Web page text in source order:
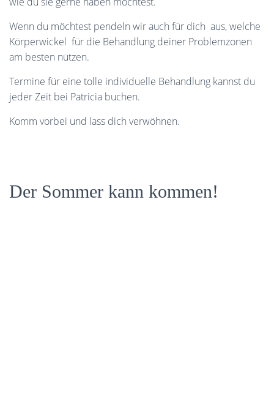
Wenn du möchtest pendeln wir auch für dich aus, welche
Körperwickel für die Behandlung deiner Problemzonen
am besten nützen.
Termine für eine tolle individuelle Behandlung kannst du
jeder Zeit bei Patricia buchen.
Komm vorbei und lass dich verwöhnen.
Der Sommer kann kommen!